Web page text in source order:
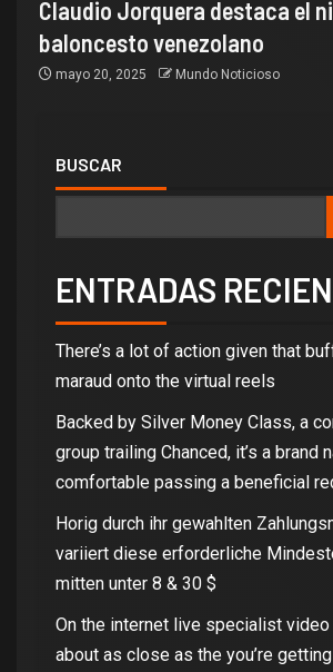
Claudio Jorquera destaca el
baloncesto venezolano
mayo 20, 2025 Mundo Noticioso
BUSCAR
ENTRADAS
There’s a lot of action given that
maraud onto the virtual reels
Backed by Silver Money Class, a
group trailing Chanced, it’s a brand
comfortable passing a beneficial
Horig durch ihr gewahlten
variiert diese erforderliche
mitten unter 8 & 30 $
On the internet live specialist
about as close as the you’re